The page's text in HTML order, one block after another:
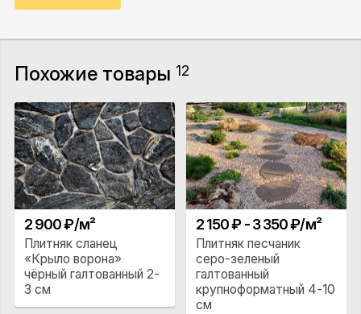
Похожие товары 12
2 900 ₽/м²
Плитняк сланец
«Крыло ворона»
чёрный галтованный 2-
3 см
2 150 ₽ - 3 350 ₽/м²
Плитняк песчаник
серо-зеленый
галтованный
крупноформатный 4-10
см